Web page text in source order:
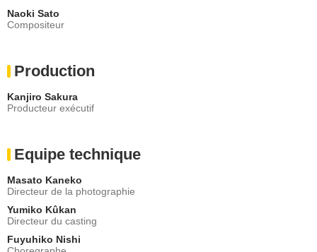
Naoki Sato
Compositeur
Production
Kanjiro Sakura
Producteur exécutif
Equipe technique
Masato Kaneko
Directeur de la photographie
Yumiko Kûkan
Directeur du casting
Fuyuhiko Nishi